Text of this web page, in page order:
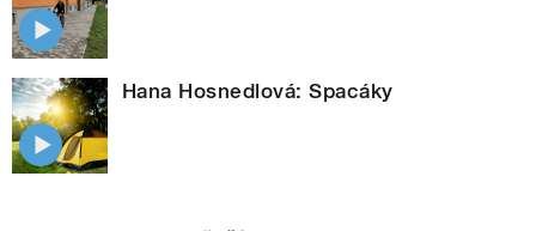
Hana Hosnedlová: Spacáky